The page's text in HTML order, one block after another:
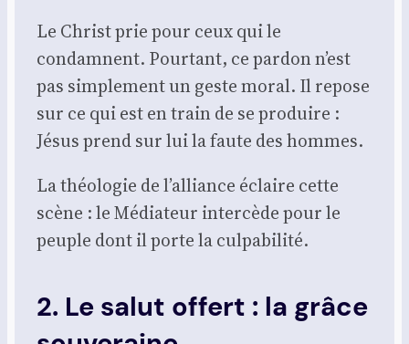
Le Christ prie pour ceux qui le
condamnent. Pour­tant, ce par­don n’est
pas sim­ple­ment un geste moral. Il repose
sur ce qui est en train de se pro­duire :
Jésus prend sur lui la faute des hommes.
La théo­lo­gie de l’alliance éclaire cette
scène : le Média­teur inter­cède pour le
peuple dont il porte la culpa­bi­li­té.
2. Le salut offert : la grâce